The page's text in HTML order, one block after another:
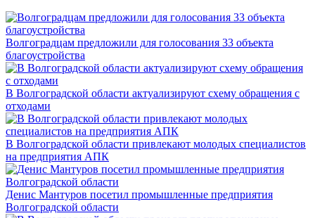
Волгоградцам предложили для голосования 33 объекта
благоустройства
В Волгоградской области актуализируют схему обращения с
отходами
В Волгоградской области привлекают молодых специалистов
на предприятия АПК
Денис Мантуров посетил промышленные предприятия
Волгоградской области